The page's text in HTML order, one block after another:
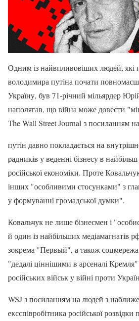
Одним із найвпливовіших людей, які
володимира путіна почати
Україну, був 71-річний мільярдер
наполягав, що війна може довести
The Wall Street Journal з посиланням
путін давно покладається на
радників у веденні бізнесу в
російської економіки. Проте
інших "особливими стосунками" з
у формуванні громадської думки".
Ковальчук не лише бізнесмен і
й один із найбільших медіамагнатів
зокрема "Первый", а також
"дедалі ціннішими в арсеналі Кремля"
російських військ у війні проти
WSJ з посиланням на людей з
ексспівробітника російської